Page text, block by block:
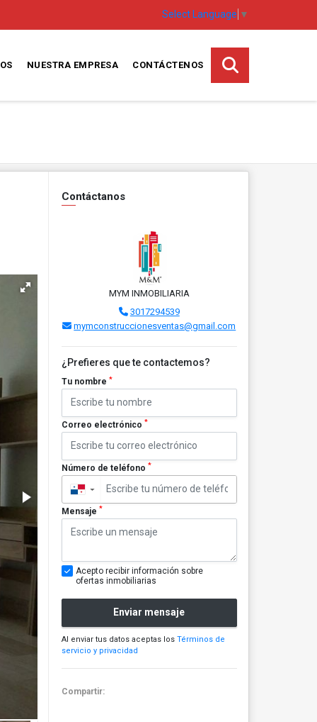
Select Language ▼
NUESTRA EMPRESA CONTÁCTENOS
Contáctanos
MYM INMOBILIARIA
3017294539
mymconstruccionesventas@gmail.com
¿Prefieres que te contactemos?
Tu nombre *
Correo electrónico *
Número de teléfono *
▼
Mensaje *
Acepto recibir información sobre
ofertas inmobiliarias
Enviar mensaje
Al enviar tus datos aceptas los Términos de
servicio y privacidad
Compartir: